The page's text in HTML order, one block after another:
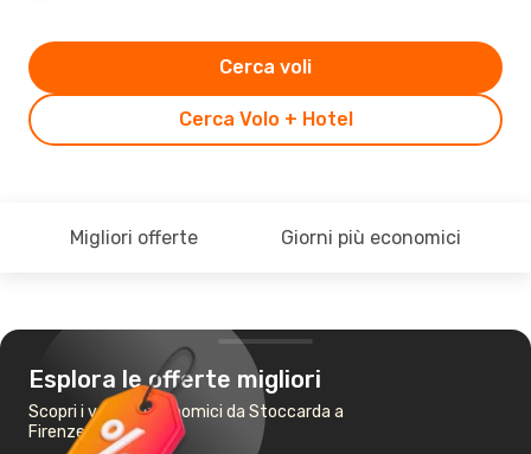
Cerca Volo + Hotel
Cerca voli
Migliori offerte Giorni più economici
Esplora le offerte migliori
Scopri i voli più economici da Stoccarda a
Firenze